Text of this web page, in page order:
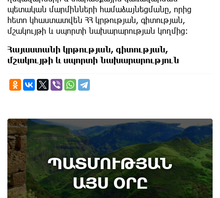
պետական մարմինների համաձայնեցմանը, որից
հետո կհաստատվեն ՀՀ կրթության, գիտության,
մշակույթի և սպորտի նախարարության կողմից։
Հայաստանի կրթության, գիտության,
մշակույթի և սպորտի նախարարություն
ՊԱՏՄՈՒԹՅԱՆ
ԱՅՍ ՕՐԸ
9th of August
Անտառային հրդեհներից պաշտպանության
օր. պատմության այս օրը (9 օգոստոս)